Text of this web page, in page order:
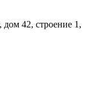
42, строение 1,